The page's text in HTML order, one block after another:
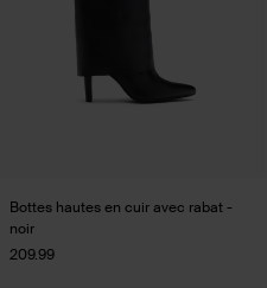
Bottes hautes en cuir avec rabat -
noir
209.99